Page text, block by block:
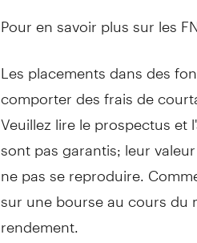
Pour en savoir plus sur les
Les placements dans des
comporter des frais de
Veuillez lire le prospectus et
sont pas garantis; leur
ne pas se reproduire.
sur une bourse au cours
rendement.